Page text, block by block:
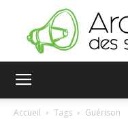
Accueil Tags Guérison